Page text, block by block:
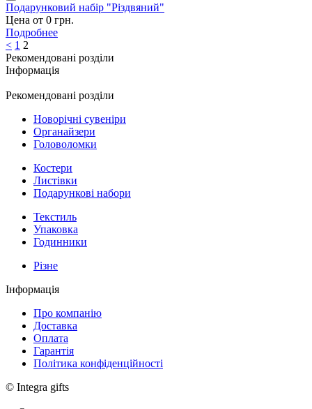
Подарунковий набір "Різдвяний"
Цена от 0 грн.
Подробнее
< 1 2
Рекомендовані розділи
Інформація
Рекомендовані розділи
Новорічні сувеніри
Органайзери
Головоломки
Костери
Листівки
Подарункові набори
Текстиль
Упаковка
Годинники
Різне
Інформація
Про компанію
Доставка
Оплата
Гарантія
Політика конфіденційності
© Integra gifts